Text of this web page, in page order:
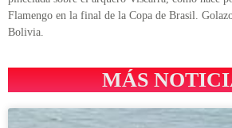
Flamengo en la final de la Copa de Brasil.
Bolivia.
MÁS